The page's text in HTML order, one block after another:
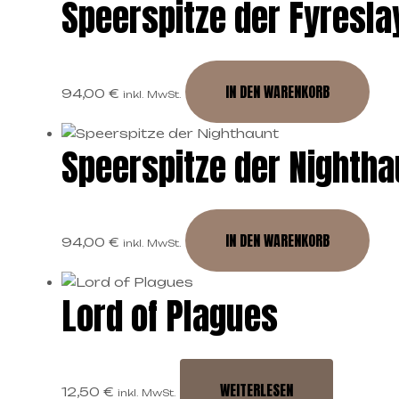
Speerspitze der
94,00 € inkl. MwSt. IN DEN WARENKORB
Speerspitze der
94,00 € inkl. MwSt. IN DEN WARENKORB
Lord of Plagues
12,50 € inkl. MwSt. WEITERLESEN